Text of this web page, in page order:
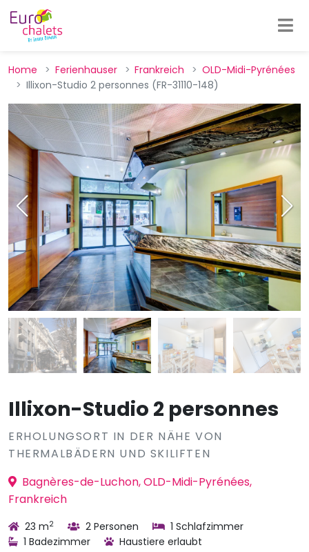
Home Ferienhauser Frankreich
OLD-Midi-Pyrénées
Illixon-Studio 2 personnes (FR-31110-148)
Illixon-Studio 2 personnes
ERHOLUNGSORT IN DER NÄHE VON
THERMALBÄDERN UND SKILIFTEN
Bagnères-de-Luchon, OLD-Midi-Pyrénées,
Frankreich
23 m2 2 Personen
1 Schlafzimmer
1 Badezimmer
Haustiere erlaubt